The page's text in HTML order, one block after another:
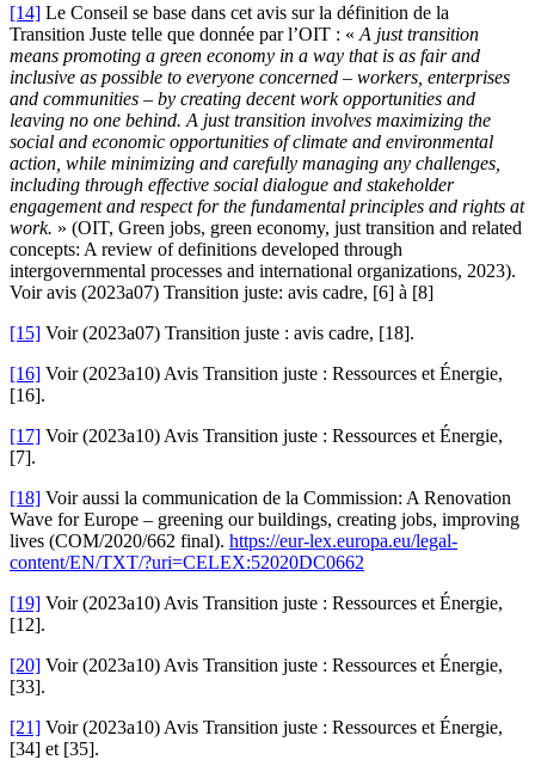
[14] Le Conseil se base dans cet avis sur la définition de la
Transition Juste telle que donnée par l’OIT : « A just transition
means promoting a green economy in a way that is as fair and
inclusive as possible to everyone concerned – workers, enterprises
and communities – by creating decent work opportunities and
leaving no one behind. A just transition involves maximizing the
social and economic opportunities of climate and environmental
action, while minimizing and carefully managing any challenges,
including through effective social dialogue and stakeholder
engagement and respect for the fundamental principles and rights at
work. » (OIT, Green jobs, green economy, just transition and related
concepts: A review of definitions developed through
intergovernmental processes and international organizations, 2023).
Voir avis (2023a07) Transition juste: avis cadre, [6] à [8]
[15] Voir (2023a07) Transition juste : avis cadre, [18].
[16] Voir (2023a10) Avis Transition juste : Ressources et Énergie,
[16].
[17] Voir (2023a10) Avis Transition juste : Ressources et Énergie,
[7].
[18] Voir aussi la communication de la Commission: A Renovation
Wave for Europe – greening our buildings, creating jobs, improving
lives (COM/2020/662 final). https://eur-lex.europa.eu/legal-
content/EN/TXT/?uri=CELEX:52020DC0662
[19] Voir (2023a10) Avis Transition juste : Ressources et Énergie,
[12].
[20] Voir (2023a10) Avis Transition juste : Ressources et Énergie,
[33].
[21] Voir (2023a10) Avis Transition juste : Ressources et Énergie,
[34] et [35].